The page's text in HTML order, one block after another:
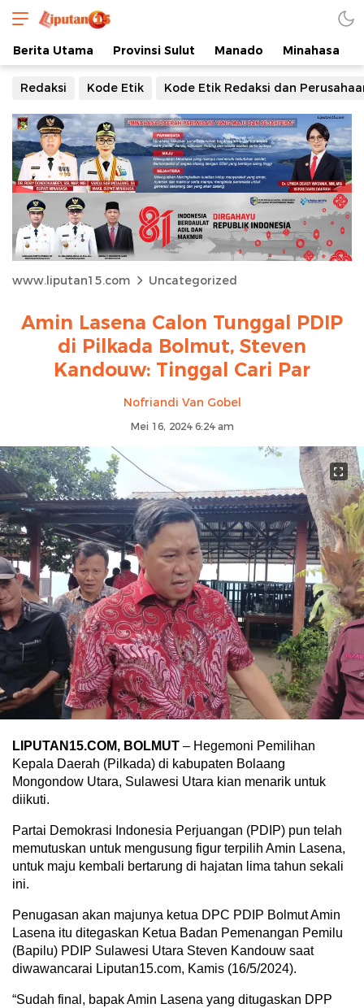
Berita Utama Provinsi Sulut Manado Minahasa
Redaksi Kode Etik Kode Etik Redaksi dan
www.liputan15.com Uncategorized
Amin Lasena Calon Tunggal PDIP
di Pilkada Bolmut, Steven
Kandouw: Tinggal Cari Par
Nofriandi Van Gobel
Mei 16, 2024 6:24 am
LIPUTAN15.COM, BOLMUT – Hegemoni Pemilihan
Kepala Daerah (Pilkada) di kabupaten Bolaang
Mongondow Utara, Sulawesi Utara kian menarik untuk
diikuti.
Partai Demokrasi Indonesia Perjuangan (PDIP) pun telah
memutuskan untuk mengusung figur terpilih Amin Lasena,
untuk maju kembali bertarung di hajatan lima tahun sekali
ini.
Penugasan akan majunya ketua DPC PDIP Bolmut Amin
Lasena itu ditegaskan Ketua Badan Pemenangan Pemilu
(Bapilu) PDIP Sulawesi Utara Steven Kandouw saat
diwawancarai Liputan15.com, Kamis (16/5/2024).
“Sudah final, bapak Amin Lasena yang ditugaskan DPP